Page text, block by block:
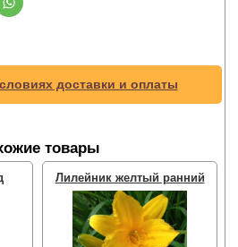
доставки и оплаты
товары
Лилейник желтый ранний